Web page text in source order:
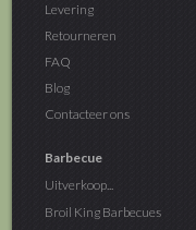
Levering
Retourneren
FAQ
Blog
Contacteer ons
Barbecue
Uitverkoop...
Broil King Barbecues